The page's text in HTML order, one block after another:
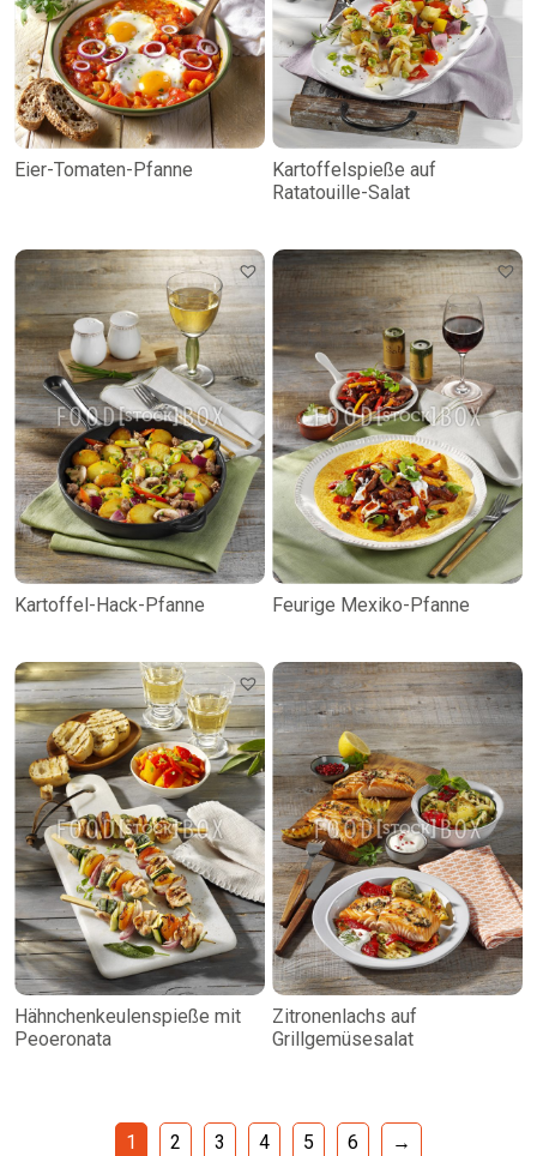
Eier-Tomaten-Pfanne
Kartoffelspieße auf
Ratatouille-Salat
Kartoffel-Hack-Pfanne Feurige Mexiko-Pfanne
Hähnchenkeulenspieße mit
Peoeronata
Zitronenlachs auf
Grillgemüsesalat
1 2 3 4 5 6 →